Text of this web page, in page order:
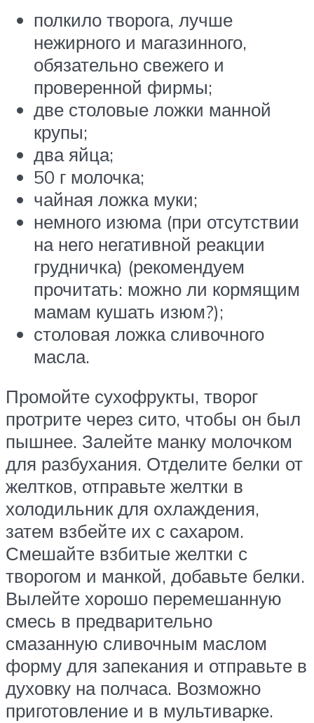
полкило творога, лучше
нежирного и магазинного,
обязательно свежего и
проверенной фирмы;
две столовые ложки манной
крупы;
два яйца;
50 г молочка;
чайная ложка муки;
немного изюма (при отсутствии
на него негативной реакции
грудничка) (рекомендуем
прочитать: можно ли кормящим
мамам кушать изюм?);
столовая ложка сливочного
масла.
Промойте сухофрукты, творог
протрите через сито, чтобы он был
пышнее. Залейте манку молочком
для разбухания. Отделите белки от
желтков, отправьте желтки в
холодильник для охлаждения,
затем взбейте их с сахаром.
Смешайте взбитые желтки с
творогом и манкой, добавьте белки.
Вылейте хорошо перемешанную
смесь в предварительно
смазанную сливочным маслом
форму для запекания и отправьте в
духовку на полчаса. Возможно
приготовление и в мультиварке.